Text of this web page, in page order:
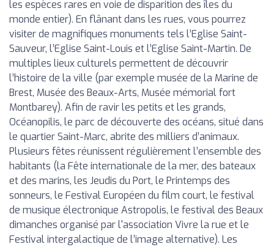
les espèces rares en voie de disparition des îles du
monde entier). En flânant dans les rues, vous pourrez
visiter de magnifiques monuments tels l’Eglise Saint-
Sauveur, l’Eglise Saint-Louis et l’Eglise Saint-Martin. De
multiples lieux culturels permettent de découvrir
l’histoire de la ville (par exemple musée de la Marine de
Brest, Musée des Beaux-Arts, Musée mémorial fort
Montbarey). Afin de ravir les petits et les grands,
Océanopilis, le parc de découverte des océans, situé dans
le quartier Saint-Marc, abrite des milliers d’animaux.
Plusieurs fêtes réunissent régulièrement l’ensemble des
habitants (la Fête internationale de la mer, des bateaux
et des marins, les Jeudis du Port, le Printemps des
sonneurs, le Festival Européen du film court, le festival
de musique électronique Astropolis, le festival des Beaux
dimanches organisé par l'association Vivre la rue et le
Festival intergalactique de l’image alternative). Les